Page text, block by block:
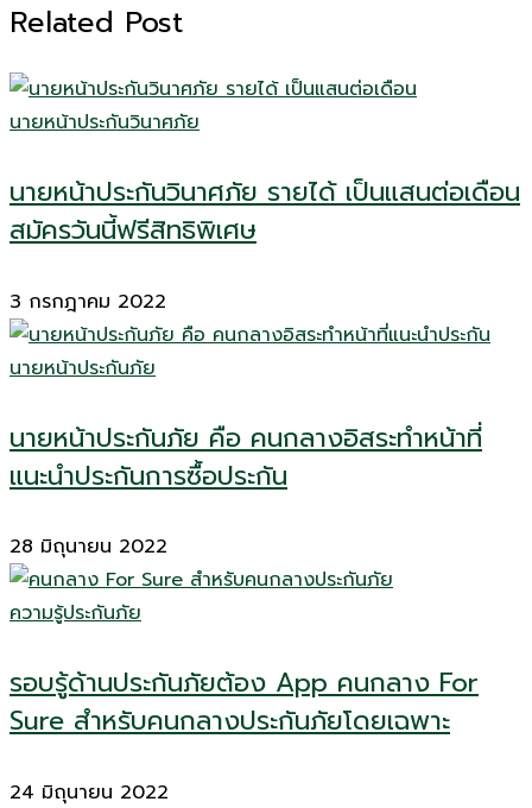
Related Post
นายหน้าประกันวินาศภัย
นายหน้าประกันวินาศภัย รายได้ เป็นแสนต่อเดือน
สมัครวันนี้ฟรีสิทธิพิเศษ
3 กรกฎาคม 2022
นายหน้าประกันภัย
นายหน้าประกันภัย คือ คนกลางอิสระทำหน้าที่
แนะนำประกันการซื้อประกัน
28 มิถุนายน 2022
ความรู้ประกันภัย
รอบรู้ด้านประกันภัยต้อง App คนกลาง For
Sure สำหรับคนกลางประกันภัยโดยเฉพาะ
24 มิถุนายน 2022